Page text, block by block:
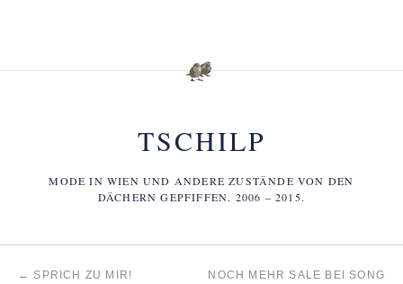
TSCHILP
MODE IN WIEN UND ANDERE ZUSTÄNDE VON DEN
DÄCHERN GEPFIFFEN. 2006 – 2015.
← SPRICH ZU MIR!
NOCH MEHR SALE BEI SONG